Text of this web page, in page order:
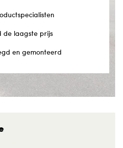
de laagste prijs
en gemonteerd